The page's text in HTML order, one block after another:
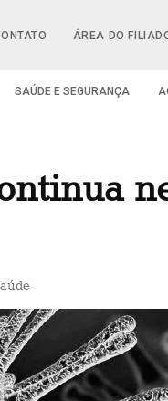
ÁREA DO
SAÚDE E SEGURANÇA